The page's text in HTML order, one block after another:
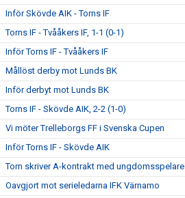
Inför Skövde AIK - Torns IF
Torns IF - Tvååkers IF, 1-1 (0-1)
Inför Torns IF - Tvååkers IF
Mållöst derby mot Lunds BK
Inför derbyt mot Lunds BK
Torns IF - Skövde AIK, 2-2 (1-0)
Vi möter Trelleborgs FF i Svenska Cupen
Inför Torns IF - Skövde AIK
Torn skriver A-kontrakt med ungdomsspelare
Oavgjort mot serieledarna IFK Värnamo